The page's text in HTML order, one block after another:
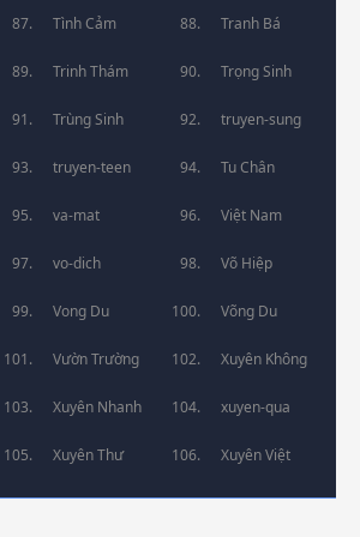
Tình Cảm Tranh Bá
Trinh Thám Trọng Sinh
Trùng Sinh truyen-sung
truyen-teen Tu Chân
va-mat Việt Nam
vo-dich Võ Hiệp
Vong Du Võng Du
Vườn Trường Xuyên Không
Xuyên Nhanh xuyen-qua
Xuyên Thư Xuyên Việt